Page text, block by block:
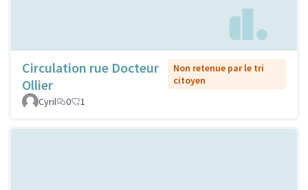
Circulation rue Docteur
Ollier
Non retenue par le tri
citoyen
Cyril
0 1